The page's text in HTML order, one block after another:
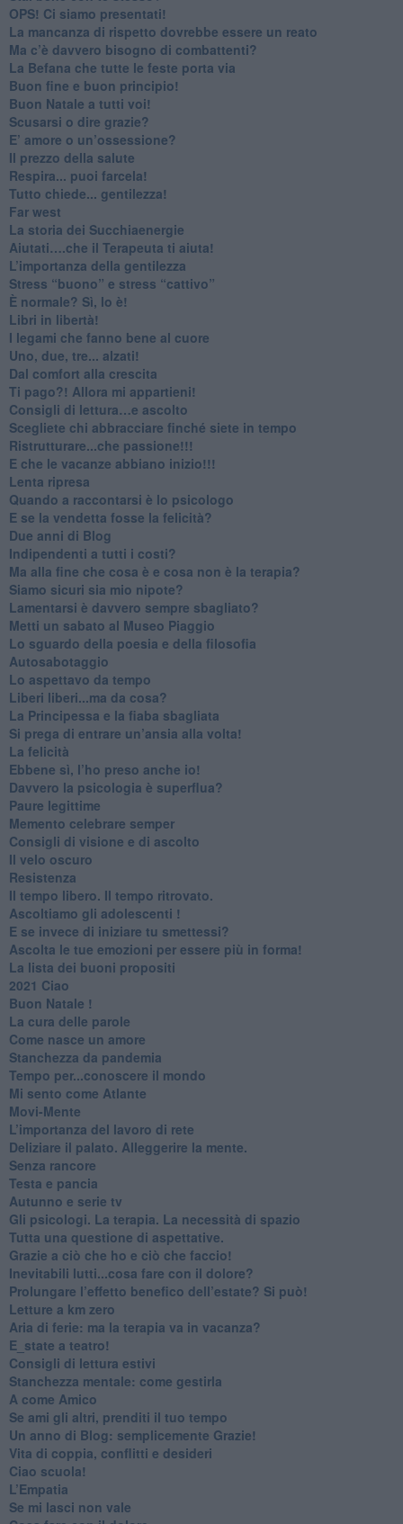
​OPS! Ci siamo presentati!
​La mancanza di rispetto dovrebbe essere un reato
​Ma c’è davvero bisogno di combattenti?
​La Befana che tutte le feste porta via
Buon fine e buon principio!
​Buon Natale a tutti voi!
​Scusarsi o dire grazie?
​E’ amore o un’ossessione?
​Il prezzo della salute
​Respira... puoi farcela!
​Tutto chiede... gentilezza!
​Far west
​La storia dei Succhiaenergie
​Aiutati….che il Terapeuta ti aiuta!
​L’importanza della gentilezza
​Stress “buono” e stress “cattivo”
​È normale? Sì, lo è!
​Libri in libertà!
​I legami che fanno bene al cuore
Uno, due, tre... alzati!​
​Dal comfort alla crescita
​Ti pago?! Allora mi appartieni!​
​Consigli di lettura…e ascolto
​Scegliete chi abbracciare finché siete in tempo
​Ristrutturare...che passione!!!
​E che le vacanze abbiano inizio!!!
​Lenta ripresa
​Quando a raccontarsi è lo psicologo
​E se la vendetta fosse la felicità?
​Due anni di Blog
​Indipendenti a tutti i costi?
​Ma alla fine che cosa è e cosa non è la terapia?
​Siamo sicuri sia mio nipote?
​Lamentarsi è davvero sempre sbagliato?
​Metti un sabato al Museo Piaggio
​Lo sguardo della poesia e della filosofia
Autosabotaggio
​Lo aspettavo da tempo
​Liberi liberi...ma da cosa?
​La Principessa e la fiaba sbagliata
Si prega di entrare un’ansia alla volta!
​La felicità
​Ebbene sì, l’ho preso anche io!
​Davvero la psicologia è superflua?
Paure legittime
​Memento celebrare semper
​Consigli di visione e di ascolto
​Il velo oscuro
Resistenza
​Il tempo libero. Il tempo ritrovato.
Ascoltiamo gli adolescenti !
​E se invece di iniziare tu smettessi?
​Ascolta le tue emozioni per essere più in forma!
​La lista dei buoni propositi
2021 Ciao
Buon Natale !
​La cura delle parole
​Come nasce un amore
Stanchezza da pandemia
​Tempo per...conoscere il mondo
​Mi sento come Atlante
​Movi-Mente
​L’importanza del lavoro di rete
​Deliziare il palato. Alleggerire la mente.
​Senza rancore
​Testa e pancia
​Autunno e serie tv
​Gli psicologi. La terapia. La necessità di spazio
​Tutta una questione di aspettative.
​Grazie a ciò che ho e ciò che faccio!
​Inevitabili lutti...cosa fare con il dolore?
Prolungare l’effetto benefico dell’estate? Si può!
​Letture a km zero
​Aria di ferie: ma la terapia va in vacanza?
​E_state a teatro!
​Consigli di lettura estivi
​Stanchezza mentale: come gestirla
​A come Amico
​Se ami gli altri, prenditi il tuo tempo
​Un anno di Blog: semplicemente Grazie!
​Vita di coppia, conflitti e desideri
​Ciao scuola!
​L’Empatia
​Se mi lasci non vale